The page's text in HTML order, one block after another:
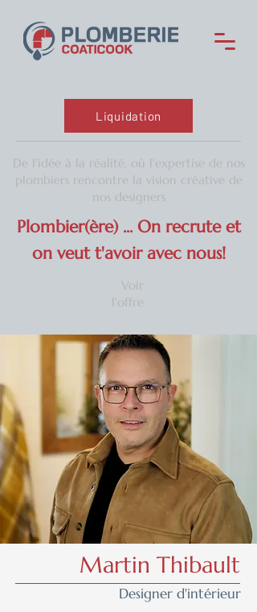
Liquidation
De l'idée à la réalité, où l'expertise de nos
plombiers rencontre la vision créative de
nos designers
Plombier(ère) ... On recrute et
on veut t'avoir avec nous!
Voir
l'offre
Designer d'intérieur
Martin Thibault